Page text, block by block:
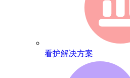
看护解决方案